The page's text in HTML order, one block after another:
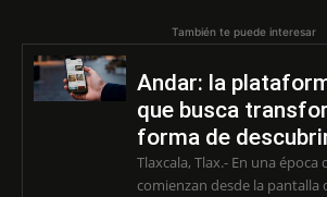
También te puede interesar
Andar: la
que busca
forma de
Tlaxcala, Tlax.- En una época
comienzan desde la pantalla